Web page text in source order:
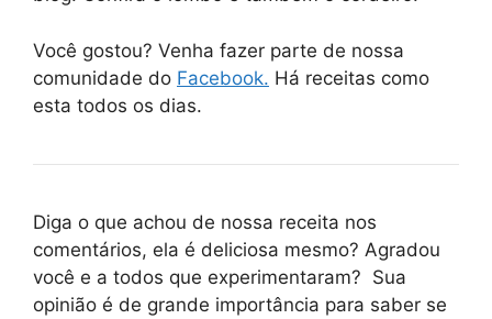
Você gostou? Venha fazer parte de nossa
comunidade do Facebook. Há receitas como
esta todos os dias.
Diga o que achou de nossa receita nos
comentários, ela é deliciosa mesmo? Agradou
você e a todos que experimentaram? Sua
opinião é de grande importância para saber se